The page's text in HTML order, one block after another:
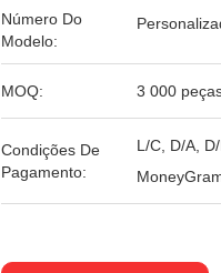
Número Do
Modelo:
MOQ: 3 000
Condições De
Pagamento:
L/C, D/A,